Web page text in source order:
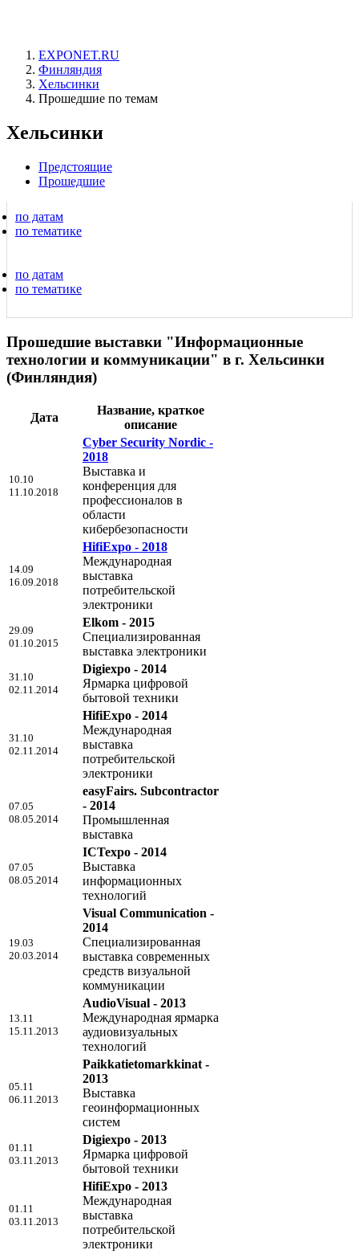
EXPONET.RU
Финляндия
Хельсинки
Прошедшие по темам
Хельсинки
Предстоящие
Прошедшие
по датам
по тематике
по датам
по тематике
Прошедшие выставки "Информационные
технологии и коммуникации" в г. Хельсинки
(Финляндия)
Дата
Название, краткое
описание
10.10
11.10.2018
Cyber Security Nordic -
2018
Выставка и
конференция для
профессионалов в
области
кибербезопасности
14.09
16.09.2018
HifiExpo - 2018
Международная
выставка
потребительской
электроники
29.09
01.10.2015
Elkom - 2015
Специализированная
выставка электроники
31.10
02.11.2014
Digiexpo - 2014
Ярмарка цифровой
бытовой техники
31.10
02.11.2014
HifiExpo - 2014
Международная
выставка
потребительской
электроники
07.05
08.05.2014
easyFairs. Subcontractor
- 2014
Промышленная
выставка
07.05
08.05.2014
ICTexpo - 2014
Выставка
информационных
технологий
19.03
20.03.2014
Visual Communication -
2014
Специализированная
выставка современных
средств визуальной
коммуникации
13.11
15.11.2013
AudioVisual - 2013
Международная ярмарка
аудиовизуальных
технологий
05.11
06.11.2013
Paikkatietomarkkinat -
2013
Выставка
геоинформационных
систем
01.11
03.11.2013
Digiexpo - 2013
Ярмарка цифровой
бытовой техники
01.11
03.11.2013
HifiExpo - 2013
Международная
выставка
потребительской
электроники